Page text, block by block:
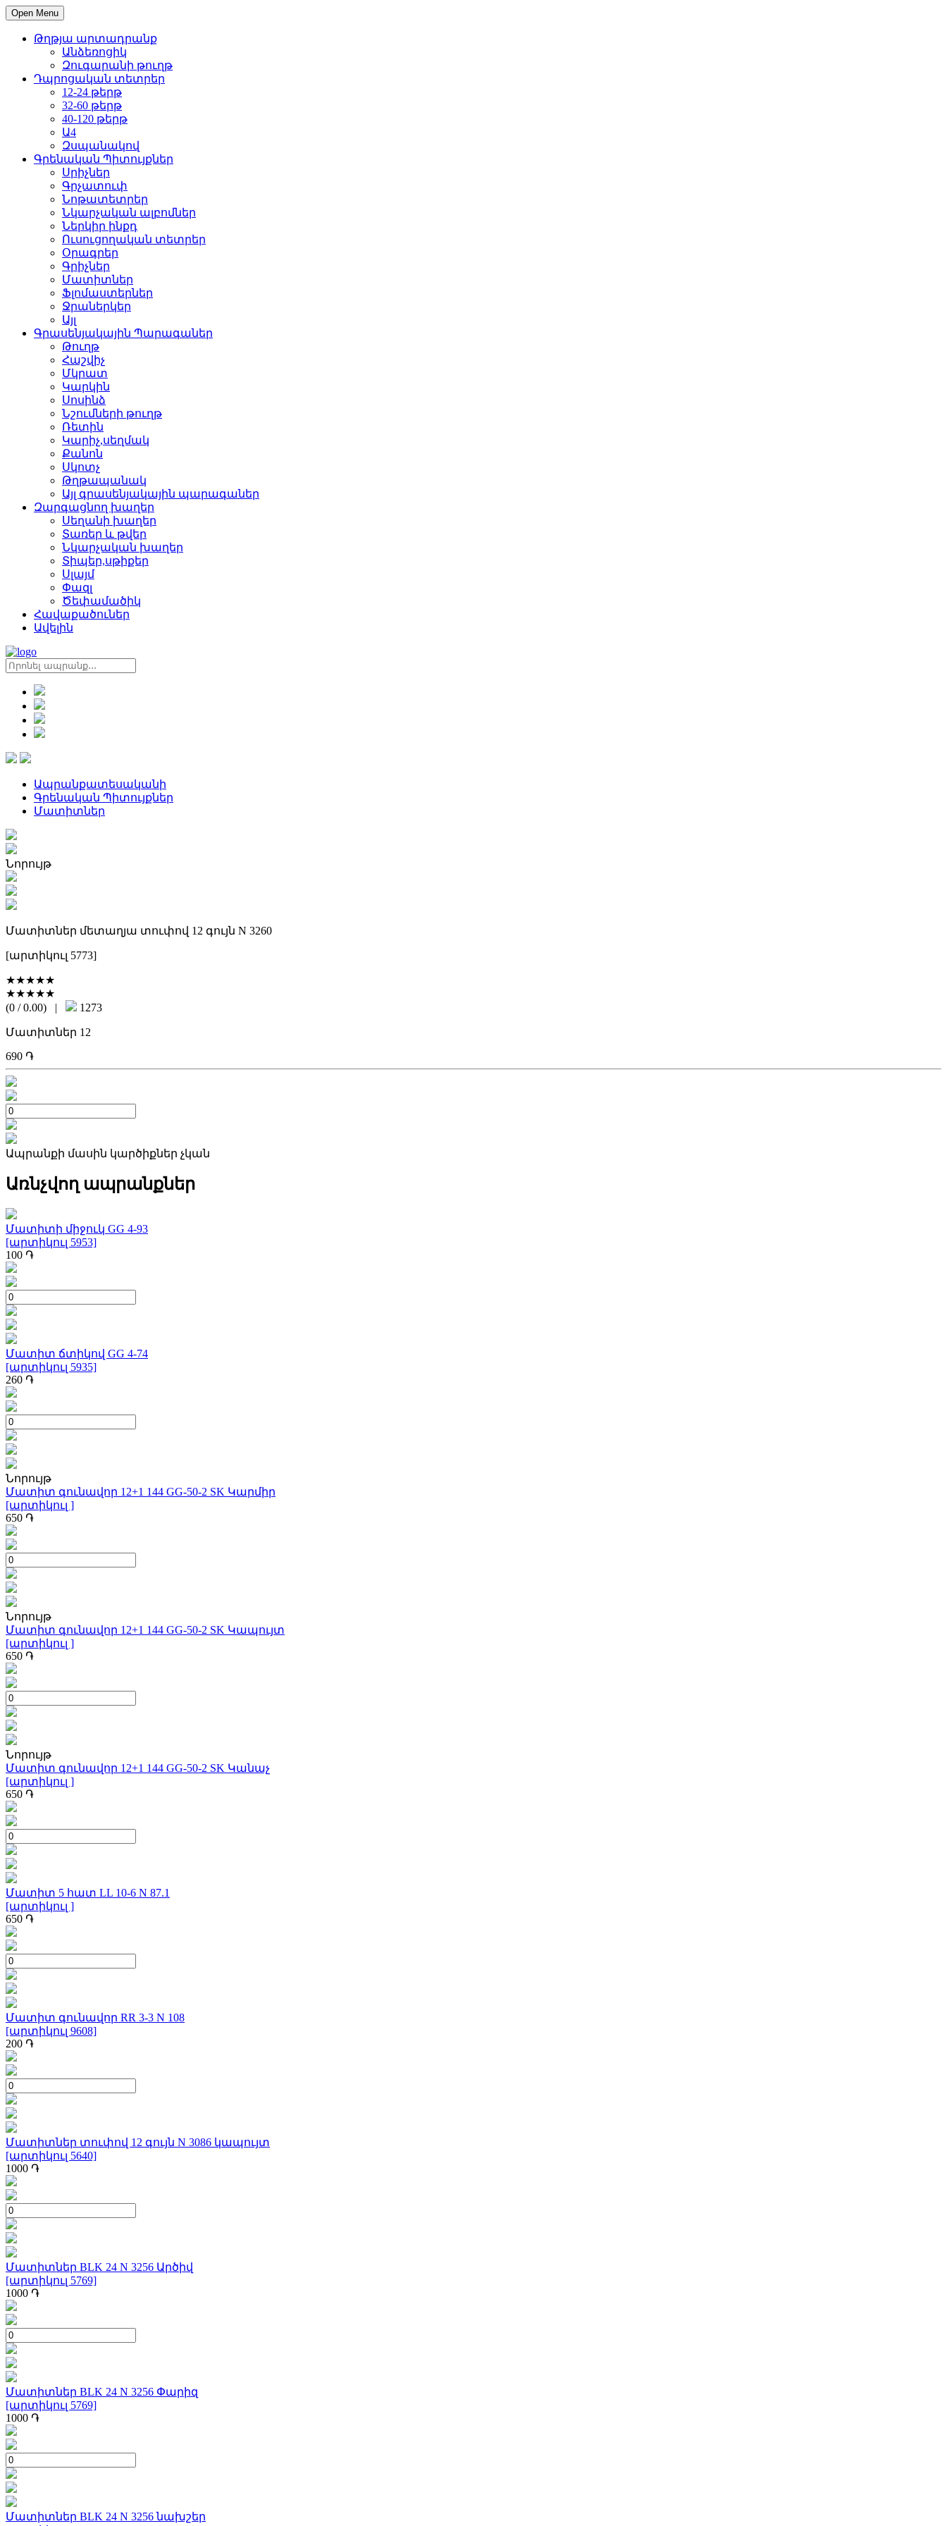
Open Menu
Թղթյա արտադրանք
Անձեռոցիկ
Զուգարանի թուղթ
Դպրոցական տետրեր
12-24 թերթ
32-60 թերթ
40-120 թերթ
Ա4
Զսպանակով
Գրենական Պիտույքներ
Սրիչներ
Գրչատուփ
Նոթատետրեր
Նկարչական ալբոմներ
Ներկիր ինքդ
Ուսուցողական տետրեր
Օրագրեր
Գրիչներ
Մատիտներ
Ֆլոմաստերներ
Ջրաներկեր
Այլ
Գրասենյակային Պարագաներ
Թուղթ
Հաշվիչ
Մկրատ
Կարկին
Սոսինձ
Նշումների թուղթ
Ռետին
Կարիչ,սեղմակ
Քանոն
Սկոտչ
Թղթապանակ
Այլ գրասենյակային պարագաներ
Զարգացնող խաղեր
Սեղանի խաղեր
Տառեր և թվեր
Նկարչական խաղեր
Տիպեր,սթիքեր
Սլայմ
Փազլ
Ծեփամածիկ
Հավաքածուներ
Ավելին
Ապրանքատեսականի
Գրենական Պիտույքներ
Մատիտներ
Նորույթ
Մատիտներ մետաղյա տուփով 12 գույն N 3260
[արտիկուլ 5773]
★★★★★
★★★★★
(0 / 0.00) | 1273
Մատիտներ 12
690 ֏
Ապրանքի մասին կարծիքներ չկան
Առնչվող ապրանքներ
Մատիտի միջուկ GG 4-93
[արտիկուլ 5953]
100 ֏
Մատիտ ճտիկով GG 4-74
[արտիկուլ 5935]
260 ֏
Նորույթ
Մատիտ գունավոր 12+1 144 GG-50-2 SK Կարմիր
[արտիկուլ ]
650 ֏
Նորույթ
Մատիտ գունավոր 12+1 144 GG-50-2 SK Կապույտ
[արտիկուլ ]
650 ֏
Նորույթ
Մատիտ գունավոր 12+1 144 GG-50-2 SK Կանաչ
[արտիկուլ ]
650 ֏
Մատիտ 5 հատ LL 10-6 N 87.1
[արտիկուլ ]
650 ֏
Մատիտ գունավոր RR 3-3 N 108
[արտիկուլ 9608]
200 ֏
Մատիտներ տուփով 12 գույն N 3086 կապույտ
[արտիկուլ 5640]
1000 ֏
Մատիտներ BLK 24 N 3256 Արծիվ
[արտիկուլ 5769]
1000 ֏
Մատիտներ BLK 24 N 3256 Փարիզ
[արտիկուլ 5769]
1000 ֏
Մատիտներ BLK 24 N 3256 նախշեր